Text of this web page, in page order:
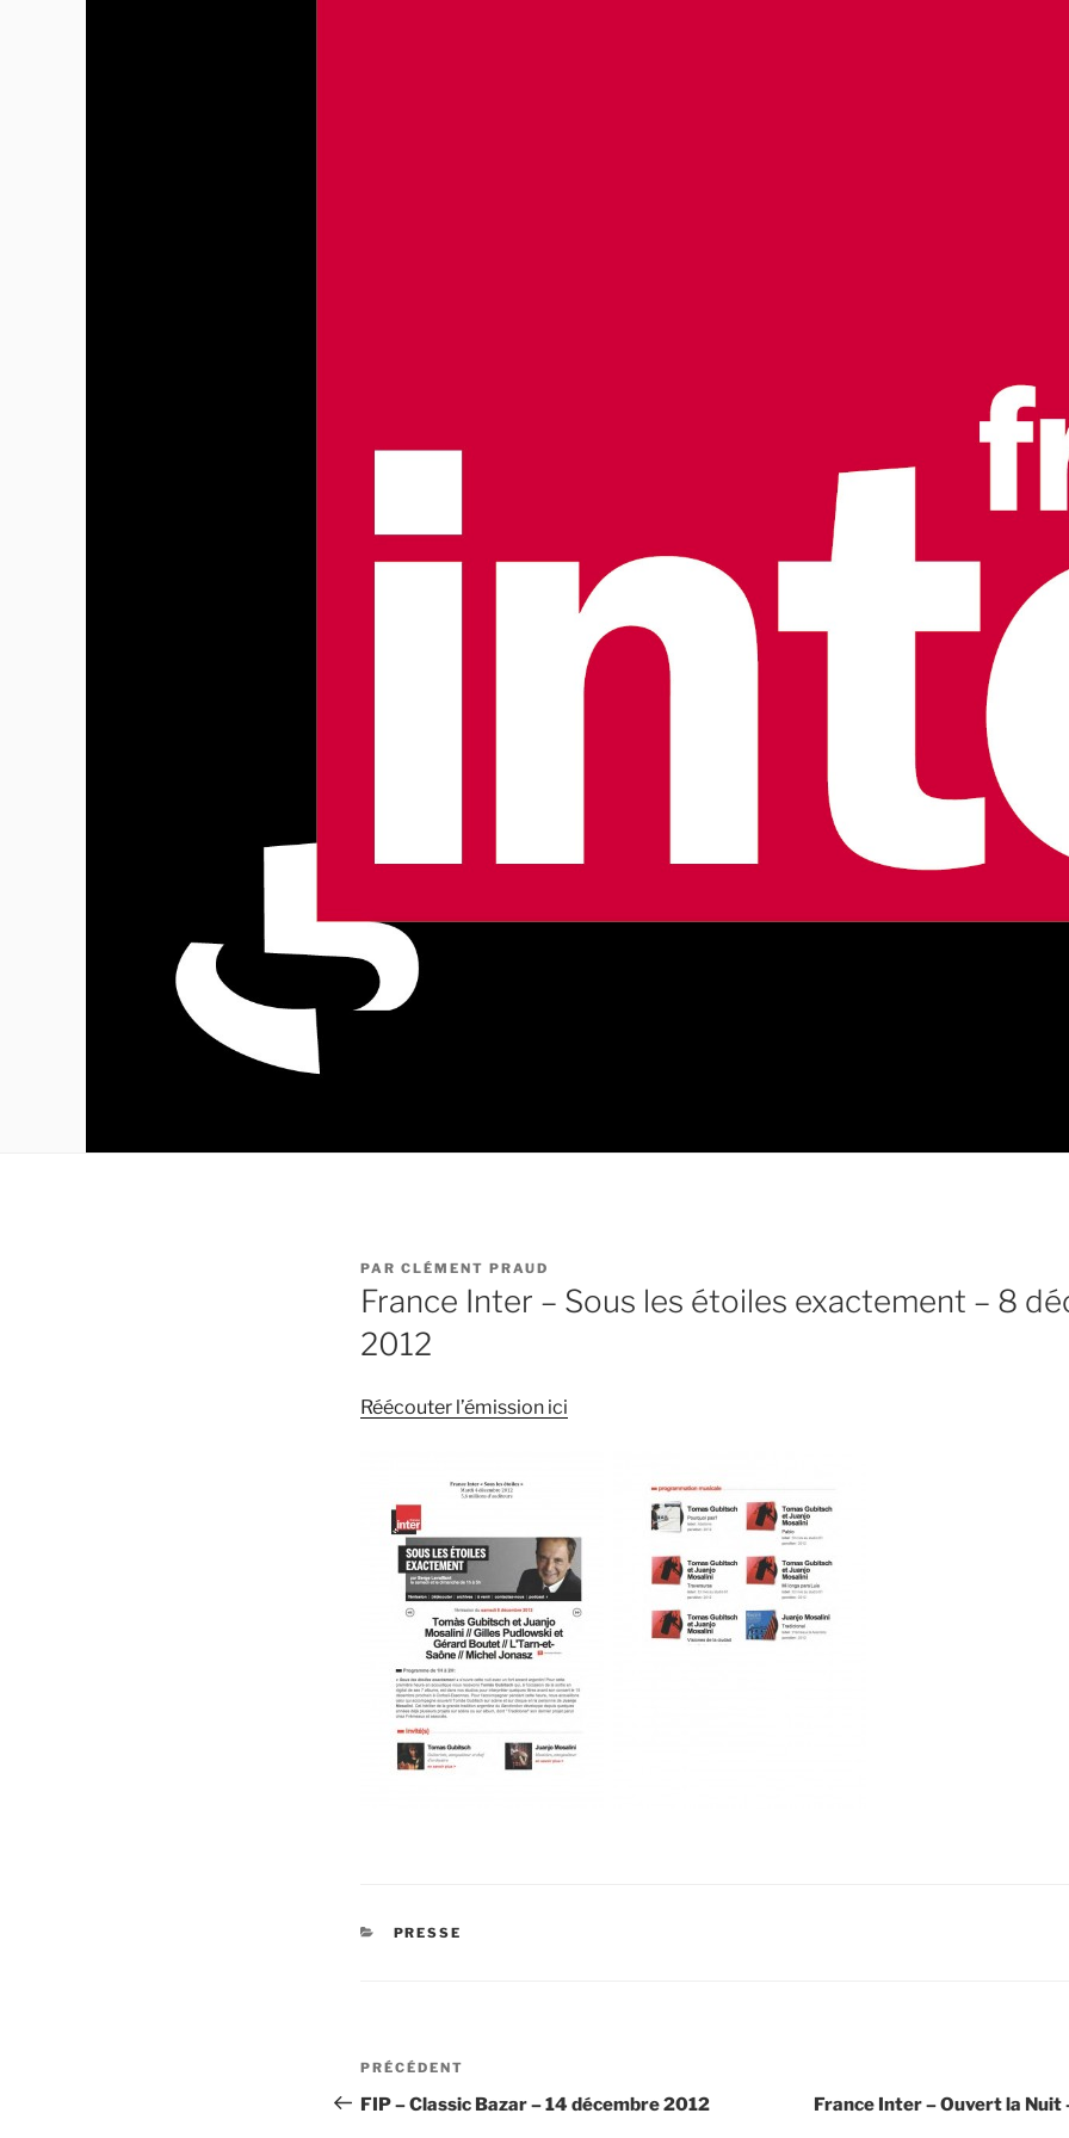
PUBLIÉ
LE
PAR CLÉMENT PRAUD
France Inter – Sous les étoiles exactement – 8
2012
Réécouter l’émission ici
CATÉGORIES
PRESSE
Navigation
de
Article
précédent
PRÉCÉDENT
FIP – Classic Bazar – 14 décembre 2012 France Inter – Ouvert la Nuit